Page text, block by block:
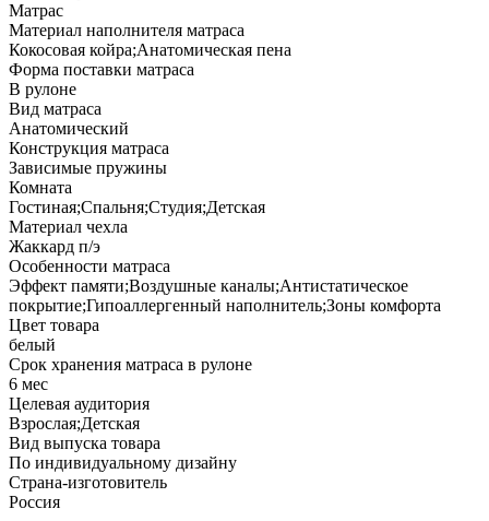
Матрас
Материал наполнителя матраса
Кокосовая койра;Анатомическая пена
Форма поставки матраса
В рулоне
Вид матраса
Анатомический
Конструкция матраса
Зависимые пружины
Комната
Гостиная;Спальня;Студия;Детская
Материал чехла
Жаккард п/э
Особенности матраса
Эффект памяти;Воздушные каналы;Антистатическое
покрытие;Гипоаллергенный наполнитель;Зоны комфорта
Цвет товара
белый
Срок хранения матраса в рулоне
6 мес
Целевая аудитория
Взрослая;Детская
Вид выпуска товара
По индивидуальному дизайну
Страна-изготовитель
Россия